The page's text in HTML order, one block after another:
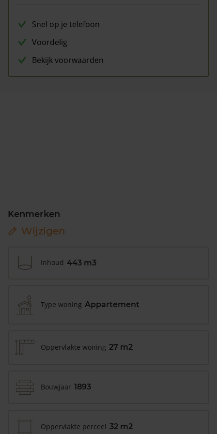
Snel op je telefoon
Voordelig
Bekijk voorwaarden
Kenmerken
Wijzigen
Inhoud 443 m3
Type woning Appartement
Oppervlakte woning 27 m2
Bouwjaar 1893
Oppervlakte perceel 32 m2